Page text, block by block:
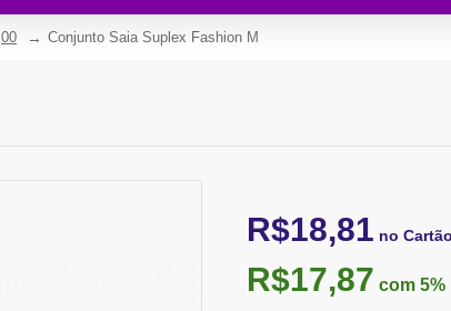
Conjunto Saia Suplex Fashion M
R$18,81 no
R$17,87 com 5%